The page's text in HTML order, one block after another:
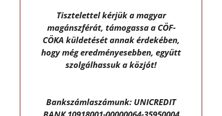
Tisztelettel kérjük a magyar
magánszférát, támogassa a CÖF-
CÖKA küldetését annak érdekében,
hogy még eredményesebben, együtt
szolgálhassuk a közjót!
Bankszámlaszámunk: UNICREDIT